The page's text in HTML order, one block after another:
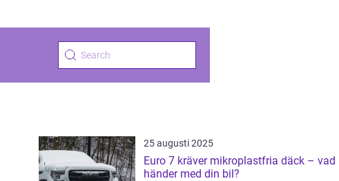
25 augusti 2025
Euro 7 kräver mikroplastfria däck – vad
händer med din bil?